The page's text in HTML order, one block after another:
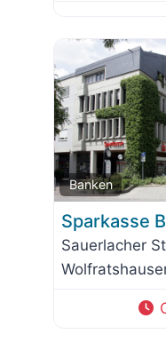
Banken
Sauerlacher